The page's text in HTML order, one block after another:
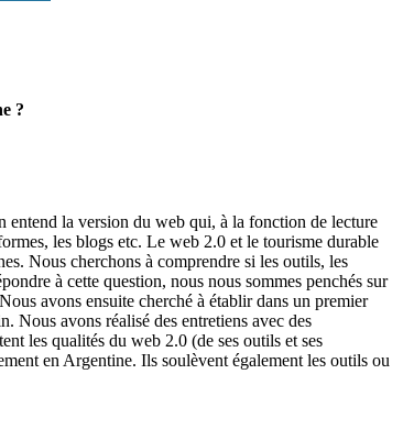
?
entend la version du web qui, à la fonction de lecture
les blogs etc. Le web 2.0 et le tourisme durable
Nous cherchons à comprendre si les outils, les
à cette question, nous nous sommes penchés sur
avons ensuite cherché à établir dans un premier
Nous avons réalisé des entretiens avec des
les qualités du web 2.0 (de ses outils et ses
en Argentine. Ils soulèvent également les outils ou